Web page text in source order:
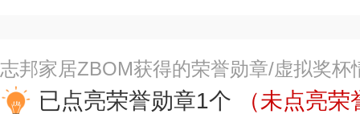
志邦家居ZBOM获得的荣誉勋章/虚拟奖杯
已点亮荣誉勋章1个 （未点亮